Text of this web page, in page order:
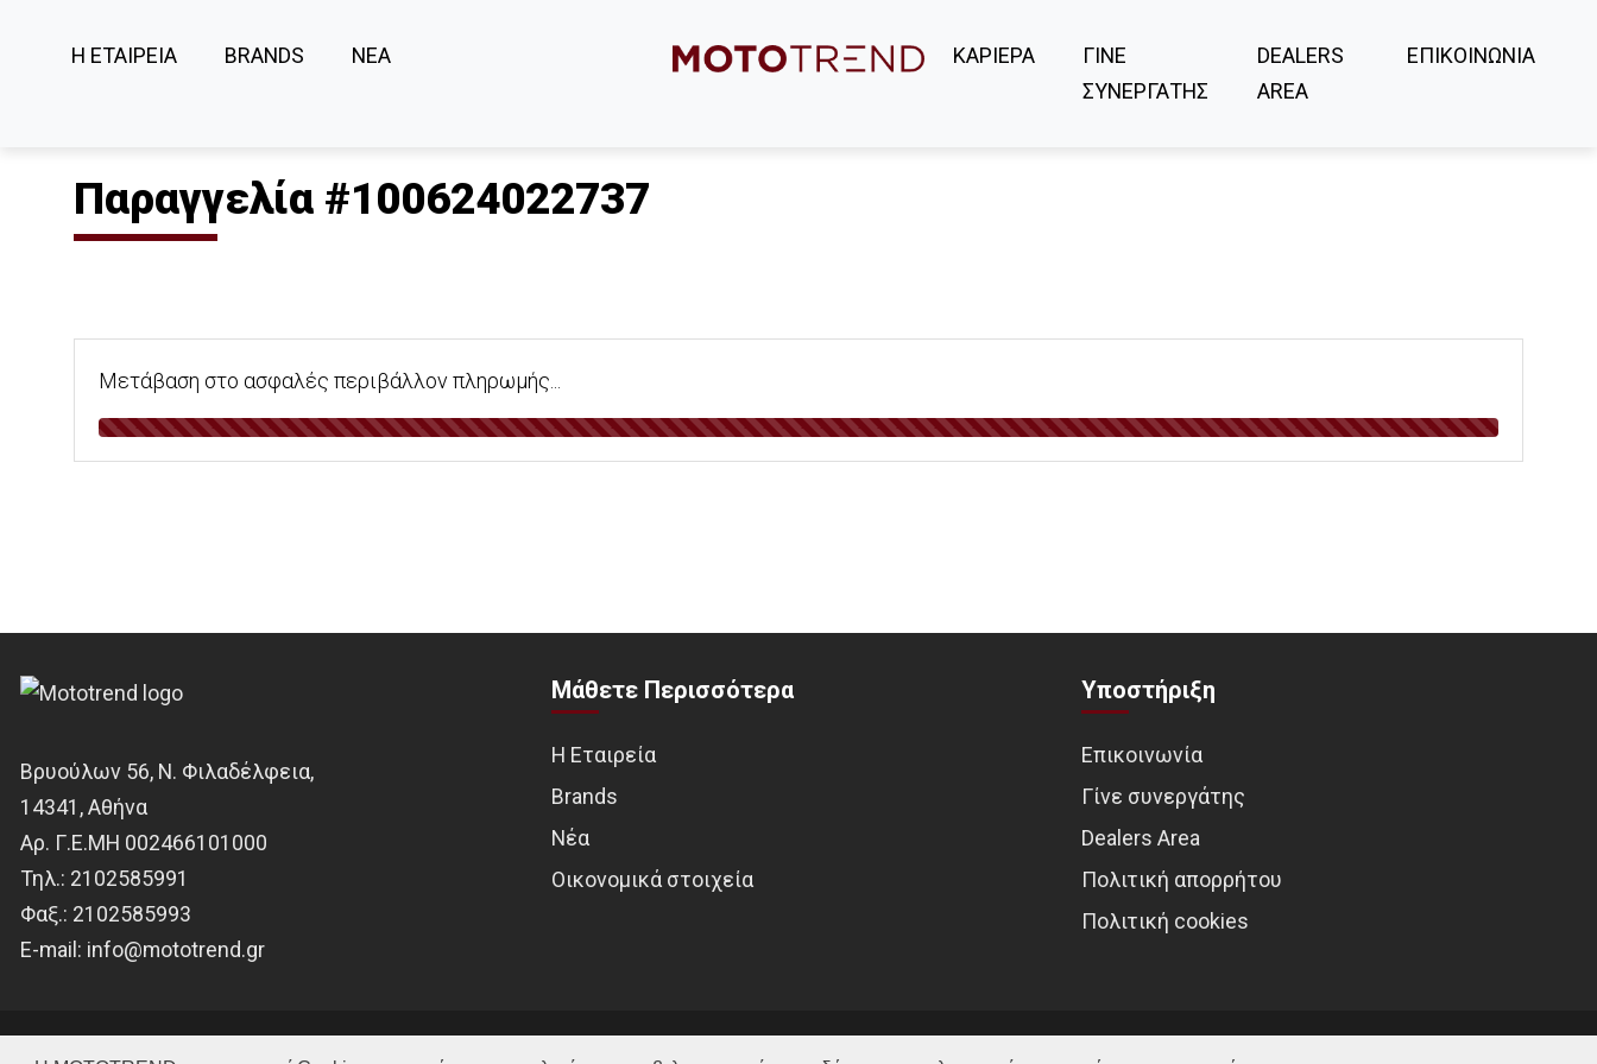
Η ΕΤΑΙΡΕΙΑ BRANDS ΝΕΑ ΚΑΡΙΕΡΑ
ΓΙΝΕ
ΣΥΝΕΡΓΑΤΗΣ
DEALERS
AREA
ΕΠΙΚΟΙΝΩΝΙΑ
Παραγγελία #100624022737
Μετάβαση στο ασφαλές περιβάλλον πληρωμής...
Βρυούλων 56, Ν. Φιλαδέλφεια,
14341, Αθήνα
Αρ. Γ.Ε.ΜΗ 002466101000
Τηλ.: 2102585991
Φαξ.: 2102585993
Ε-mail: info@mototrend.gr
Μάθετε Περισσότερα
Η Εταιρεία
Brands
Νέα
Οικονομικά στοιχεία
Υποστήριξη
Επικοινωνία
Γίνε συνεργάτης
Dealers Area
Πολιτική απορρήτου
Πολιτική cookies